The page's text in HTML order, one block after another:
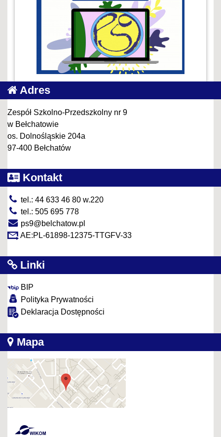
Adres
Zespół Szkolno-Przedszkolny nr 9
w Bełchatowie
os. Dolnośląskie 204a
97-400 Bełchatów
Kontakt
tel.: 44 633 46 80 w.220
tel.: 505 695 778
ps9@belchatow.pl
AE:PL-61898-12375-TTGFV-33
Linki
BIP
Polityka Prywatności
Deklaracja Dostępności
Mapa